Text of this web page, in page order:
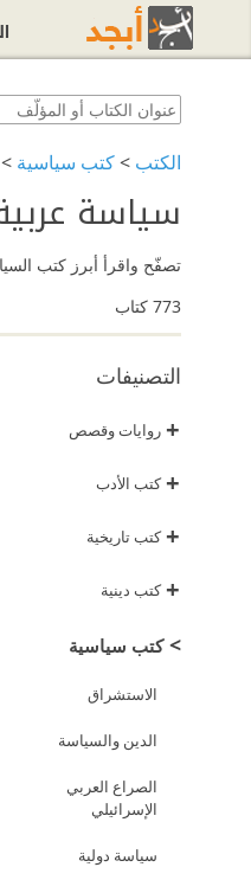
الكتب >كتب سياسية >
سياسة
تصفّح واقرأ أبرز كتب السياسة العربية على أبجد٬ والتي تتناول
773 كتاب
التصنيفات
+ روايات وقصص
+كتب الأدب
+كتب تاريخية
+كتب دينية
>كتب سياسية
الاستشراق
الدين والسياسة
الصراع العربي
الإسرائيلي
سياسة دولية